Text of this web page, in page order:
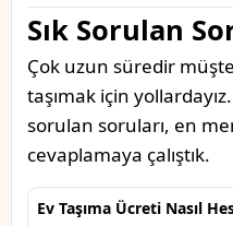
Sık Sorulan
Çok uzun süredir
taşımak için
sorulan soruları, en
cevaplamaya çalıştık.
Ev Taşıma Ücreti Nasıl